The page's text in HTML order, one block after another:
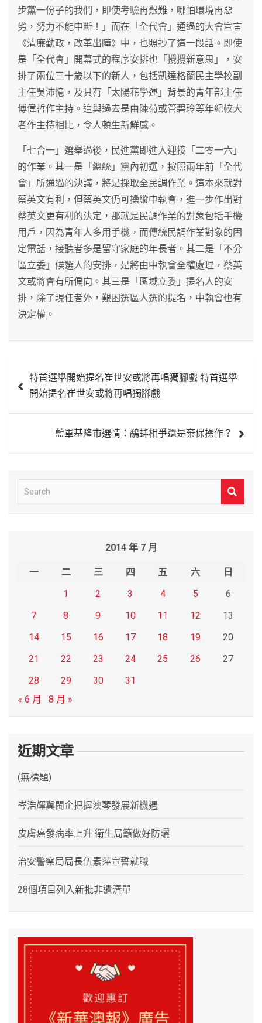
步黨一份子的我們，即使考驗再艱難，哪怕環境再惡
劣，努力不能中斷！」而在「全代會」通過的大會宣言
《清廉勤政，改革出陣》中，也照抄了這一段話。即使
是「全代會」開幕式的程序安排也「攪攪新意思」，安
排了兩位三十歲以下的新人，包括凱達格蘭民主學校副
主任吳沛憶，及具有「太陽花學運」背景的青年部主任
傅偉哲作主持。這與過去是由陳菊或管碧玲等年紀較大
者作主持相比，令人頓生新鮮感。
「七合一」選舉過後，民進黨即進入迎接「二零一六」
的作業。其一是「總統」黨內初選，按照兩年前「全代
會」所通過的決議，將是採取全民調作業。這本來就對
蔡英文有利，但蔡英文仍可操縱中執會，進一步作出對
蔡英文更有利的決定，那就是民調作業的對象包括手機
用戶，因為青年人多用手機，而傳統民調作業對象的固
定電話，接聽者多是留守家庭的年長者。其二是「不分
區立委」候選人的安排，是將由中執會全權處理，蔡英
文或將會有所偏向。其三是「區域立委」提名人的安
排，除了現任者外，艱困選區人選的提名，中執會也有
決定權。
章 特首選舉開始提名崔世安或將再唱獨腳戲 特首選舉
開始提名崔世安或將再唱獨腳戲
藍軍基隆市選情：鷸蚌相爭還是棄保操作？
e
2014 年 7 月
一 二 三 四 五 六
日
1
2 3 4 5
6
7
8 9 10 11 12
13
14
15 16 17 18 19
20
21
22 23 24 25 26
27
28
29 30
31
« 6 月
8 月 »
近期文章
(無標題)
岑浩輝冀閩企把握澳琴發展新機遇
皮膚癌發病率上升 衛生局籲做好防曬
治安警察局局長伍素萍宣誓就職
28個項目列入新批非遺清單